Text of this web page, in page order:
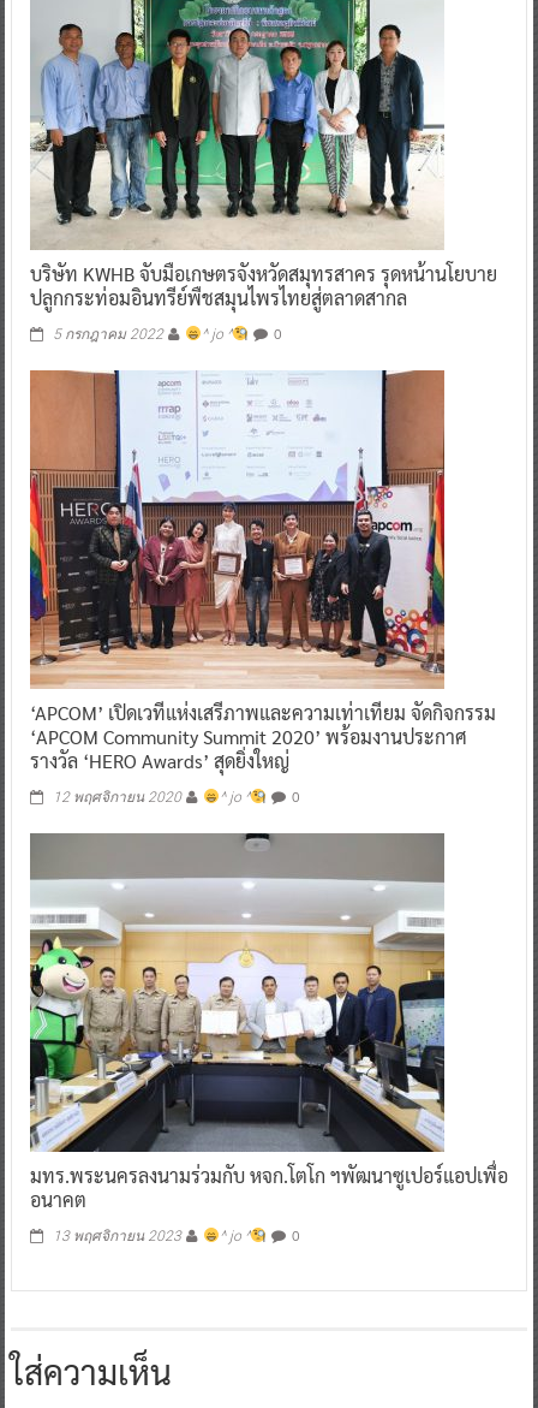
บริษัท KWHB จับมือเกษตรจังหวัดสมุทรสาคร รุดหน้านโยบาย
ปลูกกระท่อมอินทรีย์พืชสมุนไพรไทยสู่ตลาดสากล
5 กรกฎาคม 2022 ^ jo ^ 0
‘APCOM’ เปิดเวทีแห่งเสรีภาพและความเท่าเทียม จัดกิจกรรม
‘APCOM Community Summit 2020’ พร้อมงานประกาศ
รางวัล ‘HERO Awards’ สุดยิ่งใหญ่
12 พฤศจิกายน 2020 ^ jo ^ 0
มทร.พระนครลงนามร่วมกับ หจก.โตโก ฯพัฒนาซูเปอร์แอปเพื่อ
อนาคต
13 พฤศจิกายน 2023 ^ jo ^ 0
ใส่ความเห็น